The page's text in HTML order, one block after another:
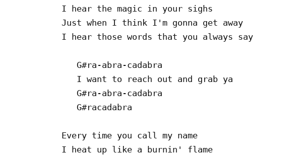
I hear the magic in your sighs
Just when I think I'm gonna get away
I hear those words that you always say
   G#ra-abra-cadabra
   I want to reach out and grab ya
   G#ra-abra-cadabra
   G#racadabra
Every time you call my name
I heat up like a burnin' flame